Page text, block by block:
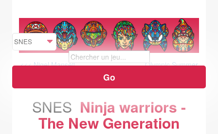
<<< Nigel Mansell
Olympic Summer
Games Atlanta 1996 >>>
SNES Ninja warriors -
The New Generation